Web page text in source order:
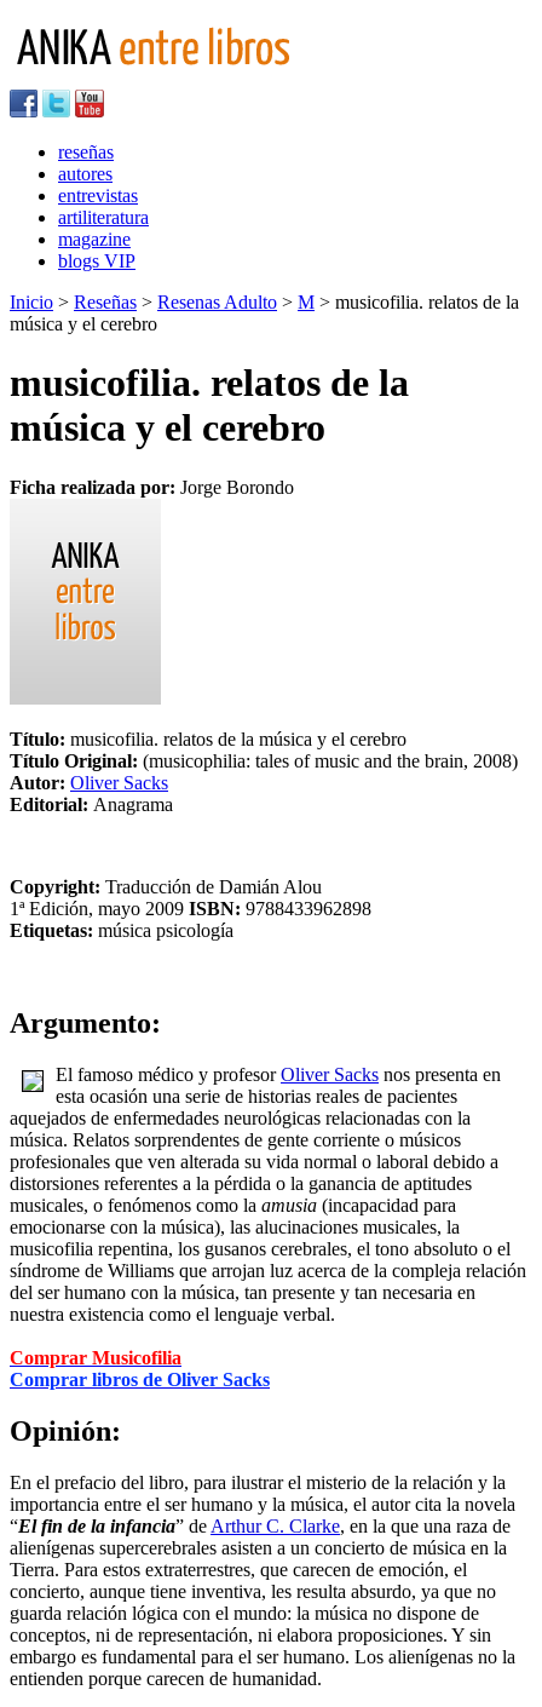
reseñas
autores
entrevistas
artiliteratura
magazine
blogs VIP
Inicio > Reseñas > Resenas Adulto > M > musicofilia. relatos de la
música y el cerebro
musicofilia. relatos de la
música y el cerebro
Ficha realizada por: Jorge Borondo
Título: musicofilia. relatos de la música y el cerebro
Título Original: (musicophilia: tales of music and the brain, 2008)
Autor: Oliver Sacks
Editorial: Anagrama
Copyright: Traducción de Damián Alou
1ª Edición, mayo 2009 ISBN: 9788433962898
Etiquetas: música psicología
Argumento:
El famoso médico y profesorOliver Sacks nos presenta en
esta ocasión una serie de historias reales de pacientes
aquejados de enfermedades neurológicas relacionadas con la
música. Relatos sorprendentes de gente corriente o músicos
profesionales que ven alterada su vida normal o laboral debido a
distorsiones referentes a la pérdida o la ganancia de aptitudes
musicales, o fenómenos como la amusia (incapacidad para
emocionarse con la música), las alucinaciones musicales, la
musicofilia repentina, los gusanos cerebrales, el tono absoluto o el
síndrome de Williams que arrojan luz acerca de la compleja relación
del ser humano con la música, tan presente y tan necesaria en
nuestra existencia como el lenguaje verbal.
Comprar Musicofilia
Comprar libros de Oliver Sacks
Opinión:
En el prefacio del libro, para ilustrar el misterio de la relación y la
importancia entre el ser humano y la música, el autor cita la novela
“El fin de la infancia” de Arthur C. Clarke, en la que una raza de
alienígenas supercerebrales asisten a un concierto de música en la
Tierra. Para estos extraterrestres, que carecen de emoción, el
concierto, aunque tiene inventiva, les resulta absurdo, ya que no
guarda relación lógica con el mundo: la música no dispone de
conceptos, ni de representación, ni elabora proposiciones. Y sin
embargo es fundamental para el ser humano. Los alienígenas no la
entienden porque carecen de humanidad.